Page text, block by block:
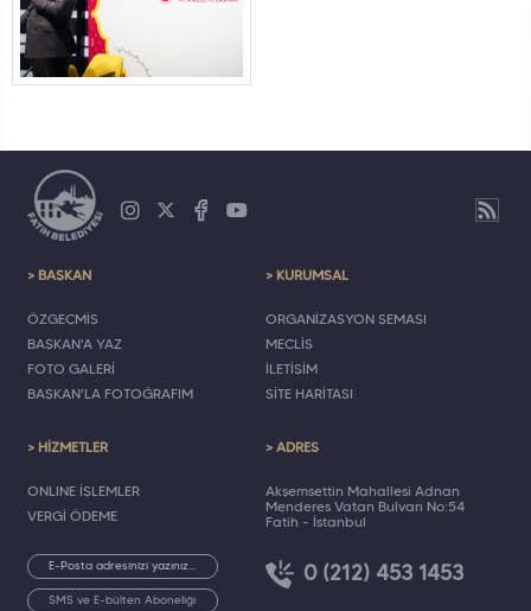
> BAŞKAN
ÖZGEÇMİŞ
BAŞKAN'A YAZ
FOTO GALERİ
BAŞKAN'LA FOTOĞRAFIM
> KURUMSAL
ORGANİZASYON ŞEMASI
MECLİS
İLETİŞİM
SİTE HARİTASI
> HİZMETLER
ONLINE İŞLEMLER
VERGİ ÖDEME
SMS ve E-bülten Aboneliği
> ADRES
Akşemsettin Mahallesi Adnan
Menderes Vatan Bulvarı No:54
Fatih - İstanbul
0 (212) 453 1453